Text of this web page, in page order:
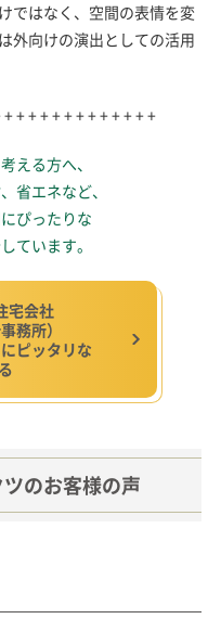
ではなく、空間の表情を変
外向けの演出としての活用
+ + + + + + + + + + + +
える方へ、
省エネなど、
ぴったりな
ています。
宅会社
務所）
ピッタリな
のお客様の声